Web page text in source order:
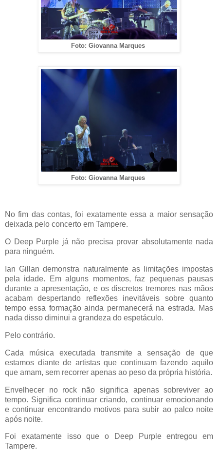
Foto: Giovanna Marques
Foto: Giovanna Marques
No fim das contas, foi exatamente essa a maior sensação
deixada pelo concerto em Tampere.
O Deep Purple já não precisa provar absolutamente nada
para ninguém.
Ian Gillan demonstra naturalmente as limitações impostas
pela idade. Em alguns momentos, faz pequenas pausas
durante a apresentação, e os discretos tremores nas mãos
acabam despertando reflexões inevitáveis sobre quanto
tempo essa formação ainda permanecerá na estrada. Mas
nada disso diminui a grandeza do espetáculo.
Pelo contrário.
Cada música executada transmite a sensação de que
estamos diante de artistas que continuam fazendo aquilo
que amam, sem recorrer apenas ao peso da própria história.
Envelhecer no rock não significa apenas sobreviver ao
tempo. Significa continuar criando, continuar emocionando
e continuar encontrando motivos para subir ao palco noite
após noite.
Foi exatamente isso que o Deep Purple entregou em
Tampere.